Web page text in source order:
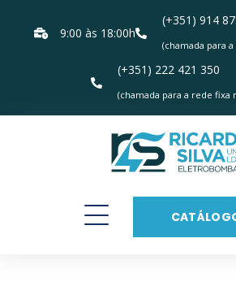
9:00 às 18:00h
(+351) 914
(chamada para
(+351) 222 421 350
(chamada para a rede fixa